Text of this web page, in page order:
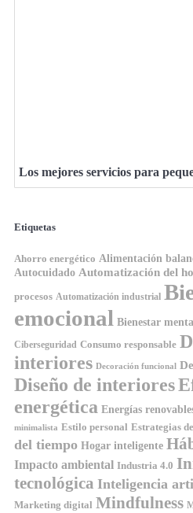
Los mejores servicios para
Etiquetas
Ahorro energético Alimentación
Autocuidado Automatización del
procesos Automatización industrial
emocional Bienestar
Ciberseguridad Consumo responsable
interiores Decoración funcional
Diseño de interiores
energética Energías
minimalista Estilo personal Estrategias
del tiempo Hogar inteligente
Impacto ambiental Industria 4.0
tecnológica Inteligencia
Marketing digital Mindfulness